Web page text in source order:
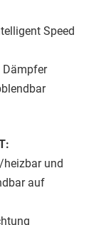
Speed
Dämpfer
heizbar und
auf